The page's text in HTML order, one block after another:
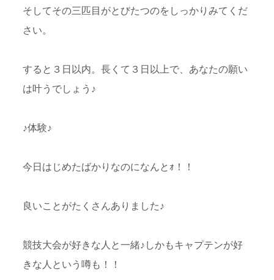
そしてその三匹目がとびたつのをしっかりみてくだ
さい。
すると３日以内。長くて３日以上で、あなたの願い
は叶うでしょう♪
♪体験♪
今日はじめたばかりなのになんとｫ！！
良いことがたくさんありました♪
競技大会が好きな人と一緒♪しかもキャプテンが好
きな人という噂も！！